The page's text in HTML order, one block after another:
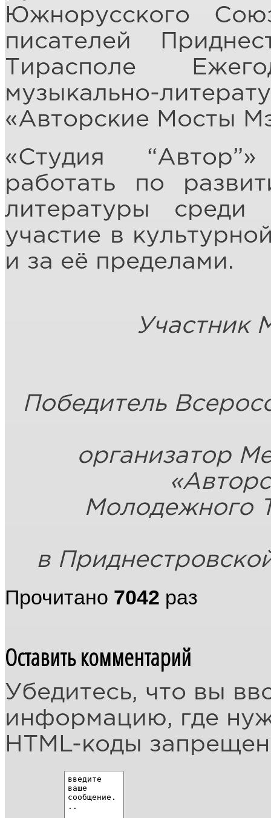
Южнорусского
писателей
Тирасполе
музыкально-
«Авторские Мосты
«Студия
работать по
литературы
участие в
и за её пределами.
Участник
Победитель
организатор
Молодежного
в
Прочитано 7042 раз
Оставить комментарий
Убедитесь, что вы
информацию, где
HTML-коды